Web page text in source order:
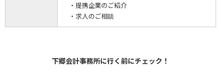
・提携企業のご紹介
・求人のご相談
下郷会計事務所に行く前にチェック！